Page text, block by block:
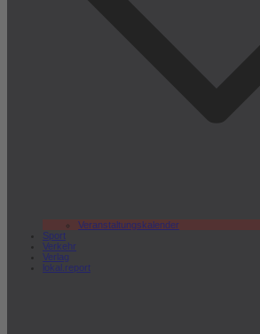
Veranstaltungskalender
Sport
Verkehr
Verlag
lokal.report